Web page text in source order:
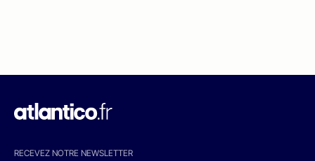
RECEVEZ NOTRE NEWSLETTER